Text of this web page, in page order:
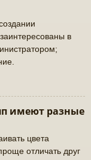
в
имеют разные
цвета
отличать друг